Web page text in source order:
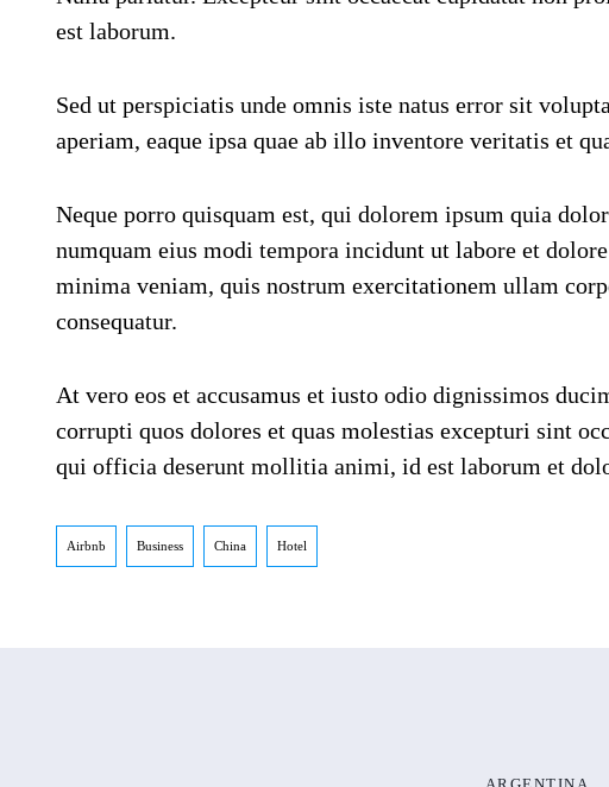
est laborum.
Sed ut perspiciatis unde omnis iste natus error sit
aperiam, eaque ipsa quae ab illo inventore veritatis et
Neque porro quisquam est, qui dolorem ipsum quia
numquam eius modi tempora incidunt ut labore et
minima veniam, quis nostrum exercitationem ullam
consequatur.
At vero eos et accusamus et iusto odio dignissimos
corrupti quos dolores et quas molestias excepturi sint
qui officia deserunt mollitia animi, id est laborum et
Airbnb Business China Hotel